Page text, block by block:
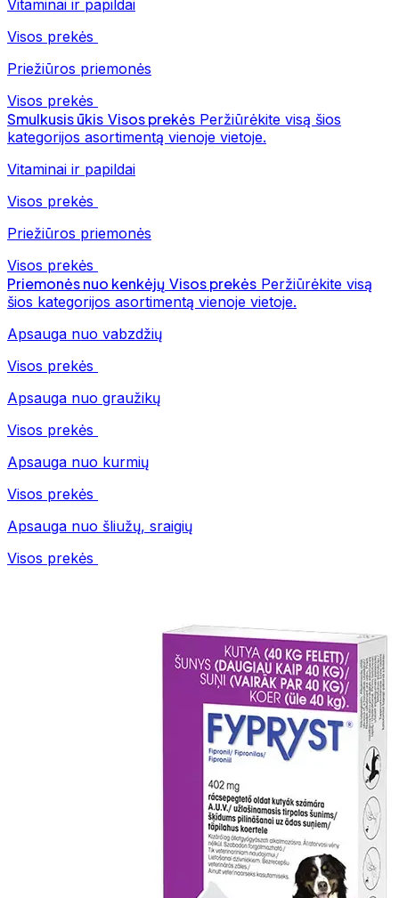
Vitaminai ir papildai
Visos prekės
Priežiūros priemonės
Visos prekės
Smulkusis ūkis Visos prekės Peržiūrėkite visą šios
kategorijos asortimentą vienoje vietoje.
Vitaminai ir papildai
Visos prekės
Priežiūros priemonės
Visos prekės
Priemonės nuo kenkėjų Visos prekės Peržiūrėkite visą
šios kategorijos asortimentą vienoje vietoje.
Apsauga nuo vabzdžių
Visos prekės
Apsauga nuo graužikų
Visos prekės
Apsauga nuo kurmių
Visos prekės
Apsauga nuo šliužų, sraigių
Visos prekės